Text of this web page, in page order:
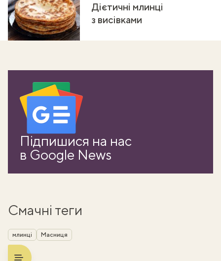
Дієтичні млинці
з висівками
Підпишися на нас
в Google News
Смачні теги
млинці Масниця